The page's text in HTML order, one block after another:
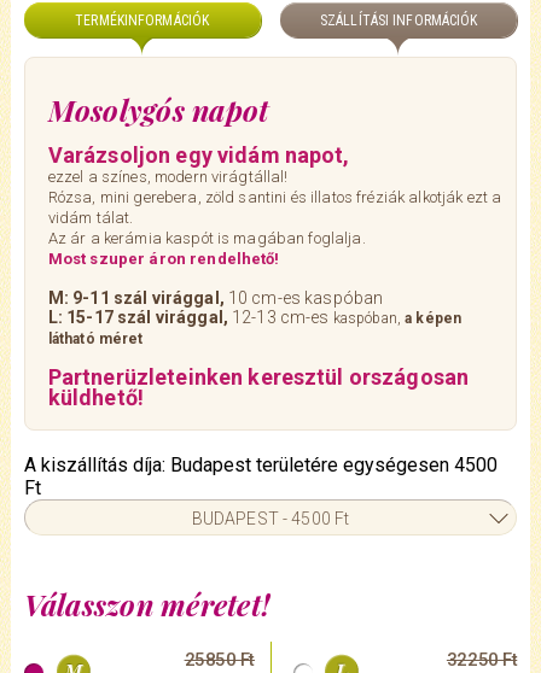
TERMÉKINFORMÁCIÓK SZÁLLÍTÁSI INFORMÁCIÓK
Mosolygós napot
Varázsoljon egy vidám napot,
ezzel a színes, modern virágtállal!
Rózsa, mini gerebera, zöld santini és illatos fréziák alkotják ezt a
vidám tálat.
Az ár a kerámia kaspót is magában foglalja.
Most szuper áron rendelhető!
M: 9-11 szál virággal, 10 cm-es kaspóban
L: 15-17 szál virággal, 12-13 cm-es kaspóban, a képen
látható méret
Partnerüzleteinken keresztül országosan
küldhető!
Válasszon méretet!
25850 Ft
32250 Ft
A kiszállítás díja: Budapest területére egységesen 4500
Ft
BUDAPEST - 4500 Ft